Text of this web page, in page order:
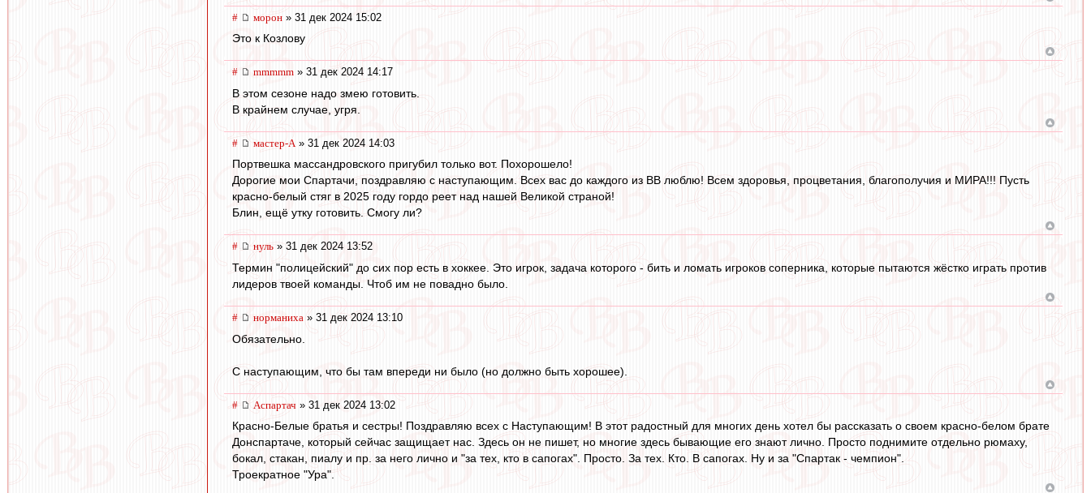
# морон » 31 дек 2024 15:02
Это к Козлову
# mmmmm » 31 дек 2024 14:17
В этом сезоне надо змею готовить.
В крайнем случае, угря.
# мастер-А » 31 дек 2024 14:03
Портвешка массандровского пригубил только вот. Похорошело!
Дорогие мои Спартачи, поздравляю с наступающим. Всех вас до каждого из ВВ люблю! Всем здоровья, процветания, благополучия и МИРА!!! Пусть
красно-белый стяг в 2025 году гордо реет над нашей Великой страной!
Блин, ещё утку готовить. Смогу ли?
# нуль » 31 дек 2024 13:52
Термин "полицейский" до сих пор есть в хоккее. Это игрок, задача которого - бить и ломать игроков соперника, которые пытаются жёстко играть против
лидеров твоей команды. Чтоб им не повадно было.
# норманиха » 31 дек 2024 13:10
Обязательно.
С наступающим, что бы там впереди ни было (но должно быть хорошее).
# Аспартач » 31 дек 2024 13:02
Красно-Белые братья и сестры! Поздравляю всех с Наступающим! В этот радостный для многих день хотел бы рассказать о своем красно-белом брате
Донспартаче, который сейчас защищает нас. Здесь он не пишет, но многие здесь бывающие его знают лично. Просто поднимите отдельно рюмаху,
бокал, стакан, пиалу и пр. за него лично и "за тех, кто в сапогах". Просто. За тех. Кто. В сапогах. Ну и за "Спартак - чемпион".
Троекратное "Ура".